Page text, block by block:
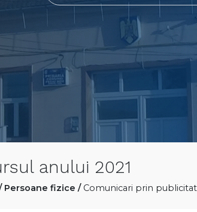
anului 2021
Persoane fizice / Comunicari prin